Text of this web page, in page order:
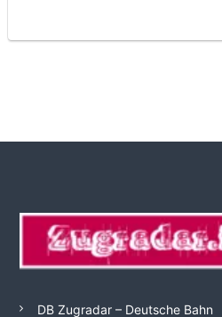
DB Zugradar – Deutsche Bahn